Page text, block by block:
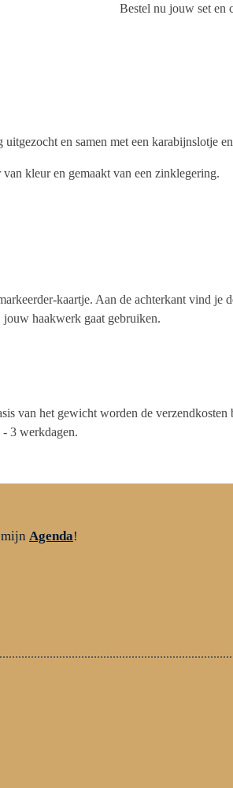
Bestel nu jouw set en
en samen met een karabijnslotje
kleur en gemaakt van een zinklegering.
kaartje. Aan de achterkant vind
haakwerk gaat gebruiken.
van het gewicht worden de
3 werkdagen.
Agenda!